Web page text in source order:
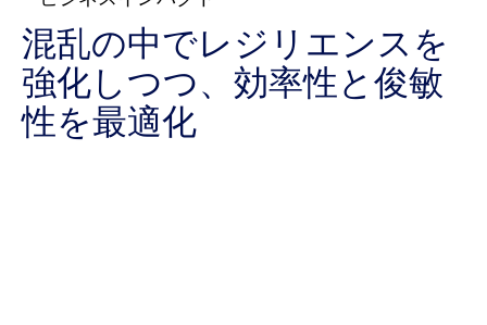
混乱の中でレジリエンスを
強化しつつ、効率性と俊敏
性を最適化